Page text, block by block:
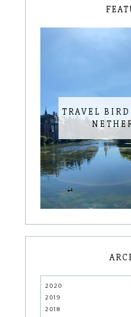
TRAVEL
2020
2019
2018